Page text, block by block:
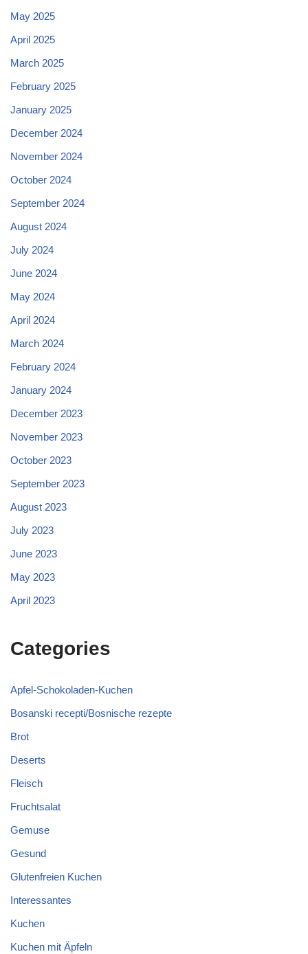
May 2025
April 2025
March 2025
February 2025
January 2025
December 2024
November 2024
October 2024
September 2024
August 2024
July 2024
June 2024
May 2024
April 2024
March 2024
February 2024
January 2024
December 2023
November 2023
October 2023
September 2023
August 2023
July 2023
June 2023
May 2023
April 2023
Categories
Apfel-Schokoladen-Kuchen
Bosanski recepti/Bosnische rezepte
Brot
Deserts
Fleisch
Fruchtsalat
Gemuse
Gesund
Glutenfreien Kuchen
Interessantes
Kuchen
Kuchen mit Äpfeln